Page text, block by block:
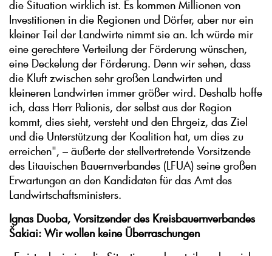
die Situation wirklich ist. Es kommen Millionen von
Investitionen in die Regionen und Dörfer, aber nur ein
kleiner Teil der Landwirte nimmt sie an. Ich würde mir
eine gerechtere Verteilung der Förderung wünschen,
eine Deckelung der Förderung. Denn wir sehen, dass
die Kluft zwischen sehr großen Landwirten und
kleineren Landwirten immer größer wird. Deshalb hoffe
ich, dass Herr Palionis, der selbst aus der Region
kommt, dies sieht, versteht und den Ehrgeiz, das Ziel
und die Unterstützung der Koalition hat, um dies zu
erreichen", – äußerte der stellvertretende Vorsitzende
des Litauischen Bauernverbandes (LFUA) seine großen
Erwartungen an den Kandidaten für das Amt des
Landwirtschaftsministers.
Ignas Duoba, Vorsitzender des Kreisbauernverbandes
Šakiai: Wir wollen keine Überraschungen